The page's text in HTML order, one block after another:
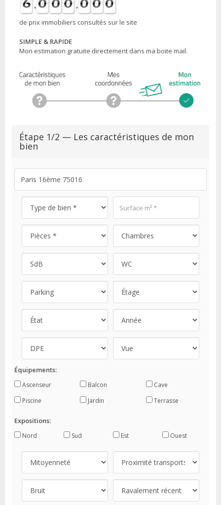
de prix immobiliers consultés sur le site
SIMPLE & RAPIDE
Mon estimation gratuite directement dans ma boite mail.
Étape 1/2 — Les caractéristiques de mon
bien
Équipements:
Ascenseur Balcon
Cave
Piscine
Jardin Terrasse
Expositions:
Nord Sud Est Ouest